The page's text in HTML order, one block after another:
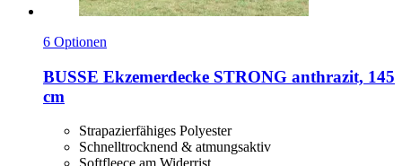
6 Optionen
BUSSE Ekzemerdecke STRONG anthrazit, 145
cm
Strapazierfähiges Polyester
Schnelltrocknend & atmungsaktiv